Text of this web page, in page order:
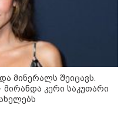
მინერალს შეიცავს.
კერი საკუთარი